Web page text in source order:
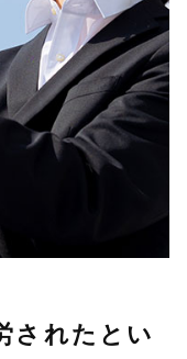
されたとい